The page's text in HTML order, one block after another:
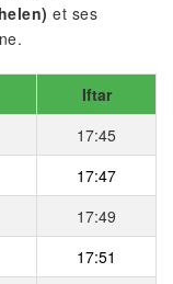
et ses
Iftar
17:45
17:47
17:49
17:51